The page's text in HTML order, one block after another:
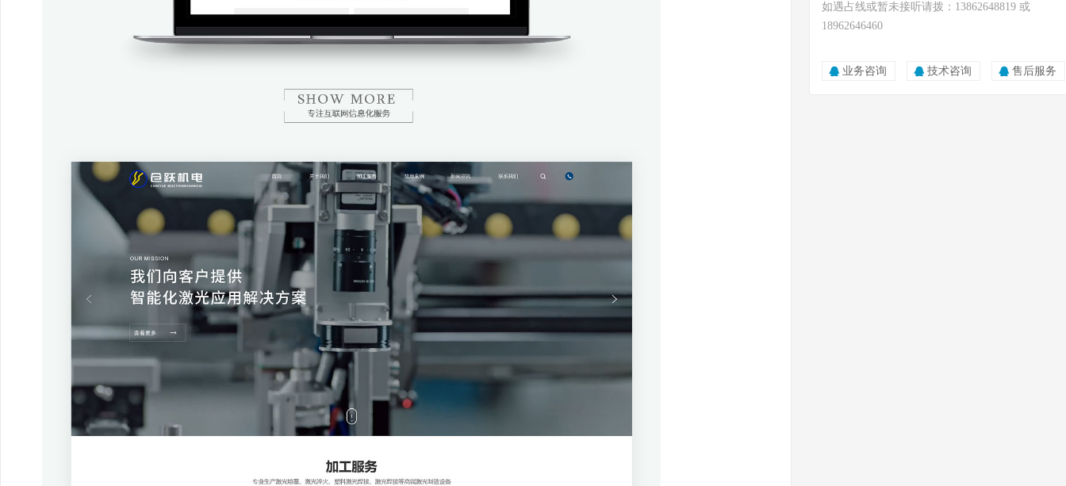
如遇占线或暂未接听请拨：13862648819 或
18962646460
业务咨询 技术咨询 售后服务